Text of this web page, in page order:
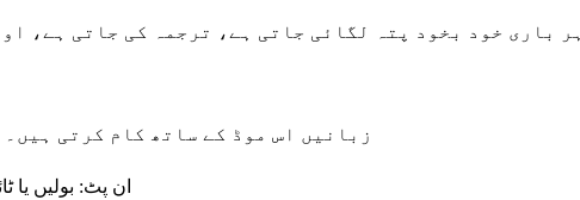
ہر باری خود بخود پتہ لگائی جاتی ہے، ترجمہ کی جاتی ہے،
159 زبانیں اس موڈ کے ساتھ کام کرتی
ان پٹ: بولیں یا